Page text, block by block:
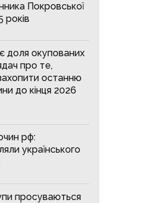
Покровської
років
доля окупованих
про те,
останню
до кінця 2026
рф:
українського
просуваються